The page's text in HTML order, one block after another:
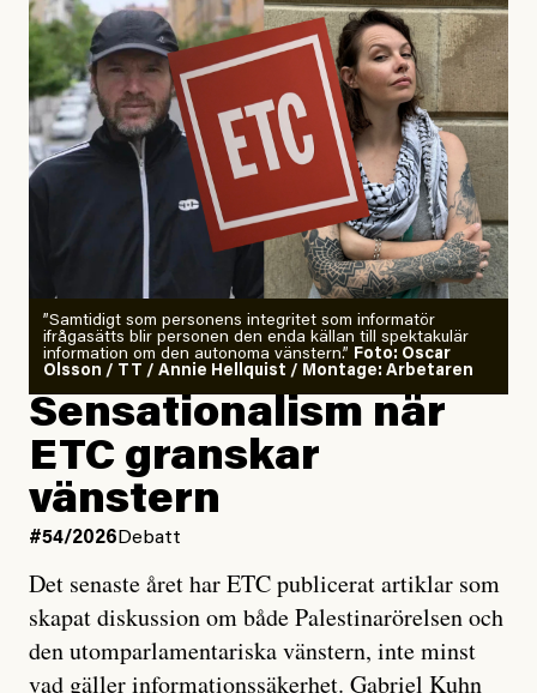
”Samtidigt som personens integritet som informatör
ifrågasätts blir personen den enda källan till spektakulär
information om den autonoma vänstern.” Foto: Oscar
Olsson / TT / Annie Hellquist / Montage: Arbetaren
Sensationalism när
ETC granskar
vänstern
#54/2026 Debatt
Det senaste året har ETC publicerat artiklar som
skapat diskussion om både Palestinarörelsen och
den utomparlamentariska vänstern, inte minst
vad gäller informationssäkerhet. Gabriel Kuhn